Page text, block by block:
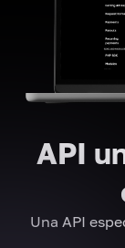
API
Una API